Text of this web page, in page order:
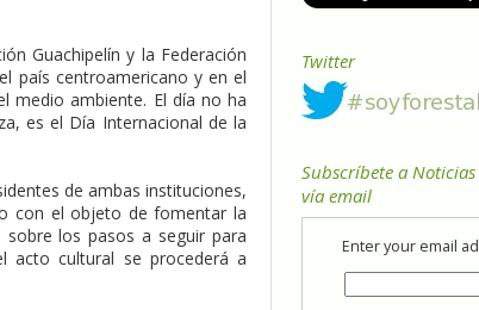
Guachipelín y la Federación
país centroamericano y en el
medio ambiente. El día no ha
es el Día Internacional de la
de ambas instituciones,
con el objeto de fomentar la
los pasos a seguir para
acto cultural se procederá a
Twitter
Subscríbete a Noticias
vía email
Enter your email